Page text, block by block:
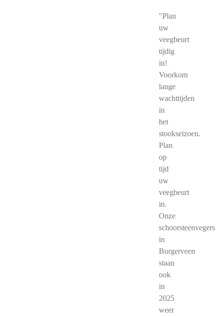
"Plan
uw
veegbeurt
tijdig
in!
Voorkom
lange
wachttijden
in
het
stookseizoen.
Plan
op
tijd
uw
veegbeurt
in.
Onze
schoorsteenvegers
in
Burgerveen
staan
ook
in
2025
weer